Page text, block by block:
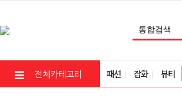
전체카테고리 패션 잡화 뷰티